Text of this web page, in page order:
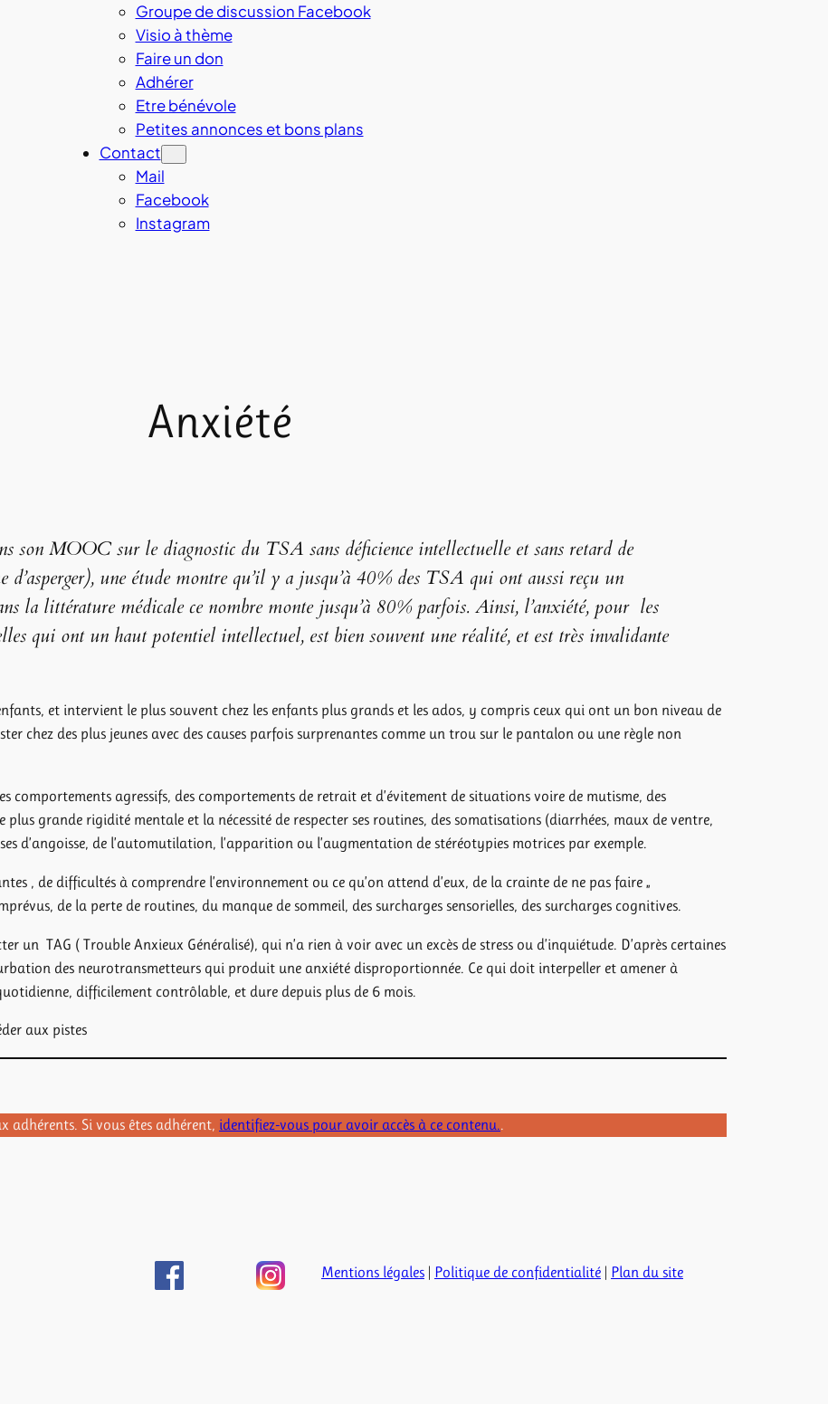
Groupe de discussion Facebook
Visio à thème
Faire un don
Adhérer
Etre bénévole
Petites annonces et bons plans
Contact
Mail
Facebook
Instagram
Anxiété
son MOOC sur le diagnostic du TSA sans déficience intellectuelle et sans retard de
d’asperger), une étude montre qu’il y a jusqu’à 40% des TSA qui ont aussi reçu un
la littérature médicale ce nombre monte jusqu’à 80% parfois. Ainsi, l’anxiété, pour les
qui ont un haut potentiel intellectuel, est bien souvent une réalité, et est très invalidante
et intervient le plus souvent chez les enfants plus grands et les ados, y compris ceux qui ont un bon niveau de
chez des plus jeunes avec des causes parfois surprenantes comme un trou sur le pantalon ou une règle non
comportements agressifs, des comportements de retrait et d’évitement de situations voire de mutisme, des
grande rigidité mentale et la nécessité de respecter ses routines, des somatisations (diarrhées, maux de ventre,
d’angoisse, de l’automutilation, l’apparition ou l’augmentation de stéréotypies motrices par exemple.
, de difficultés à comprendre l’environnement ou ce qu’on attend d’eux, de la crainte de ne pas faire „
de la perte de routines, du manque de sommeil, des surcharges sensorielles, des surcharges cognitives.
un TAG ( Trouble Anxieux Généralisé), qui n’a rien à voir avec un excès de stress ou d’inquiétude. D’après certaines
des neurotransmetteurs qui produit une anxiété disproportionnée. Ce qui doit interpeller et amener à
difficilement contrôlable, et dure depuis plus de 6 mois.
aux pistes
adhérents. Si vous êtes adhérent, identifiez-vous pour avoir accès à ce contenu..
Mentions légales Politique de confidentialité Plan du site